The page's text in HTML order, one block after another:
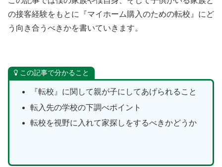
の接客経験をもとに『マイホーム購入のための転校』にど
う向き合うべきかを書いていきます。
この記事で分かること
『転校』に関して親が子にしてあげられること
転入先の学校の下調べポイント
転校を視野に入れて家探しをするべきかどうか